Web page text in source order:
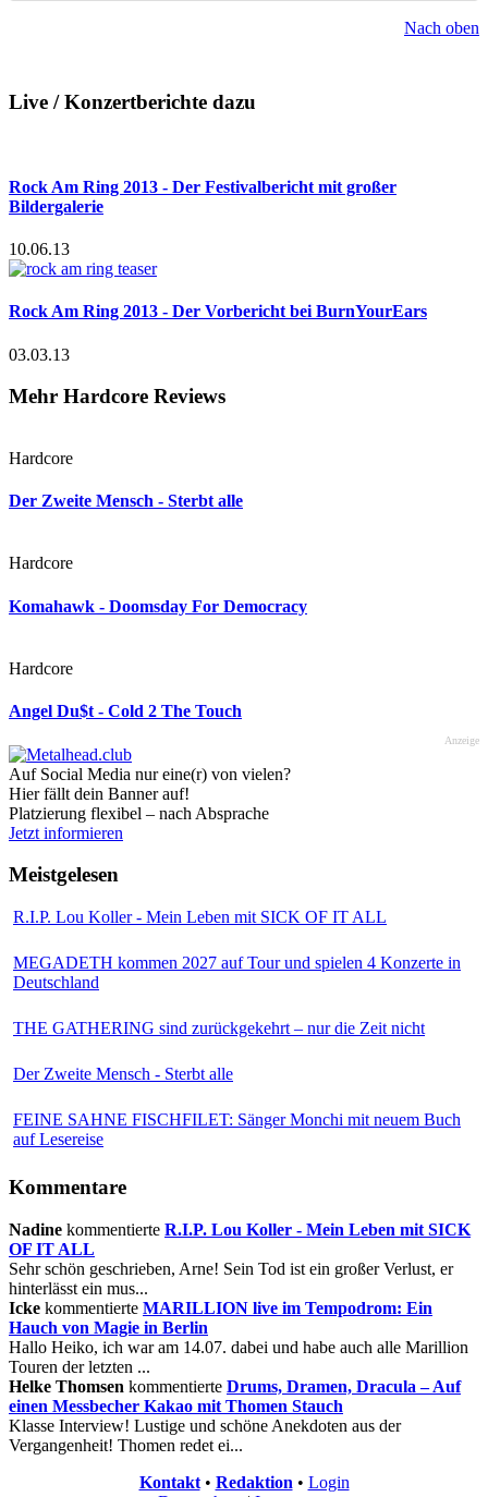
Nach oben
Live / Konzertberichte dazu
Rock Am Ring 2013 - Der Festivalbericht mit großer
Bildergalerie
10.06.13
Rock Am Ring 2013 - Der Vorbericht bei BurnYourEars
03.03.13
Mehr Hardcore Reviews
Hardcore
Der Zweite Mensch - Sterbt alle
Hardcore
Komahawk - Doomsday For Democracy
Hardcore
Angel Du$t - Cold 2 The Touch
Anzeige
Auf Social Media nur eine(r) von vielen?
Hier fällt dein Banner auf!
Platzierung flexibel – nach Absprache
Jetzt informieren
Meistgelesen
R.I.P. Lou Koller - Mein Leben mit SICK OF IT ALL
MEGADETH kommen 2027 auf Tour und spielen 4 Konzerte in
Deutschland
THE GATHERING sind zurückgekehrt – nur die Zeit nicht
Der Zweite Mensch - Sterbt alle
FEINE SAHNE FISCHFILET: Sänger Monchi mit neuem Buch
auf Lesereise
Kommentare
Nadine kommentierte R.I.P. Lou Koller - Mein Leben mit SICK
OF IT ALL
Sehr schön geschrieben, Arne! Sein Tod ist ein großer Verlust, er
hinterlässt ein mus...
Icke kommentierte MARILLION live im Tempodrom: Ein
Hauch von Magie in Berlin
Hallo Heiko, ich war am 14.07. dabei und habe auch alle Marillion
Touren der letzten ...
Helke Thomsen kommentierte Drums, Dramen, Dracula – Auf
einen Messbecher Kakao mit Thomen Stauch
Klasse Interview! Lustige und schöne Anekdoten aus der
Vergangenheit! Thomen redet ei...
Kontakt• Redaktion • Login